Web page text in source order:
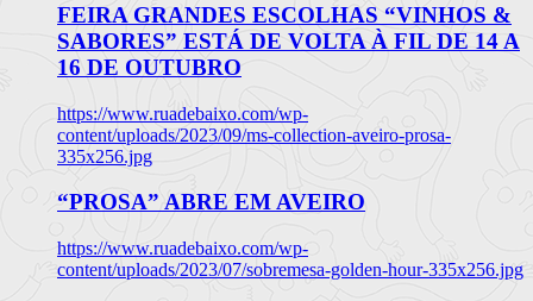
FEIRA GRANDES ESCOLHAS “VINHOS &
SABORES” ESTÁ DE VOLTA À FIL DE 14 A
16 DE OUTUBRO
https://www.ruadebaixo.com/wp-
content/uploads/2023/09/ms-collection-aveiro-prosa-
335x256.jpg
“PROSA” ABRE EM AVEIRO
https://www.ruadebaixo.com/wp-
content/uploads/2023/07/sobremesa-golden-hour-335x256.jpg